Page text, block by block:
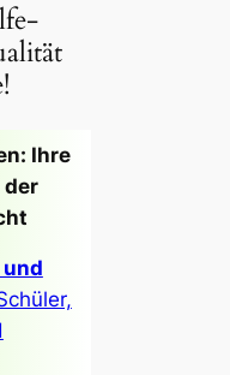
Ihre
der